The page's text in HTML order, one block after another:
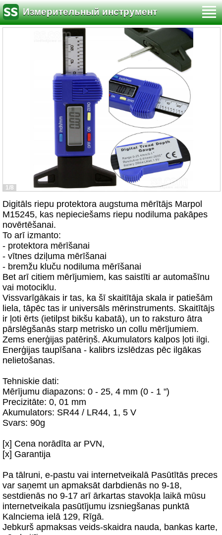
Измерительный инструмент
1/8
Digitāls riepu protektora augstuma mērītājs Marpol
M15245, kas nepieciešams riepu nodiluma pakāpes
novērtēšanai.
To arī izmanto:
- protektora mērīšanai
- vītnes dziļuma mērīšanai
- bremžu kluču nodiluma mērīšanai
Bet arī citiem mērījumiem, kas saistīti ar automašīnu
vai motociklu.
Vissvarīgākais ir tas, ka šī skaitītāja skala ir patiešām
liela, tāpēc tas ir universāls mērinstruments. Skaitītājs
ir ļoti ērts (ietilpst bikšu kabatā), un to raksturo ātra
pārslēgšanās starp metrisko un collu mērījumiem.
Zems enerģijas patēriņš. Akumulators kalpos ļoti ilgi.
Enerģijas taupīšana - kalibrs izslēdzas pēc ilgākas
nelietošanas.
Tehniskie dati:
Mērījumu diapazons: 0 - 25, 4 mm (0 - 1 ")
Precizitāte: 0, 01 mm
Akumulators: SR44 / LR44, 1, 5 V
Svars: 90g
[x] Cena norādīta ar PVN,
[x] Garantija
Pa tālruni, e-pastu vai internetveikalā Pasūtītās preces
var saņemt un apmaksāt darbdienās no 9-18,
sestdienās no 9-17 arī ārkartas stavokļa laikā mūsu
internetveikala pasūtījumu izsniegšanas punktā
Kalnciema ielā 129, Rīgā.
Jebkurš apmaksas veids-skaidra nauda, bankas karte,